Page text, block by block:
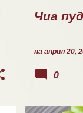
Чиа
на април 20,
0